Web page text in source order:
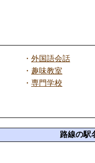
・ 外国語会話
・ 趣味教室
・ 専門学校
路線の駅